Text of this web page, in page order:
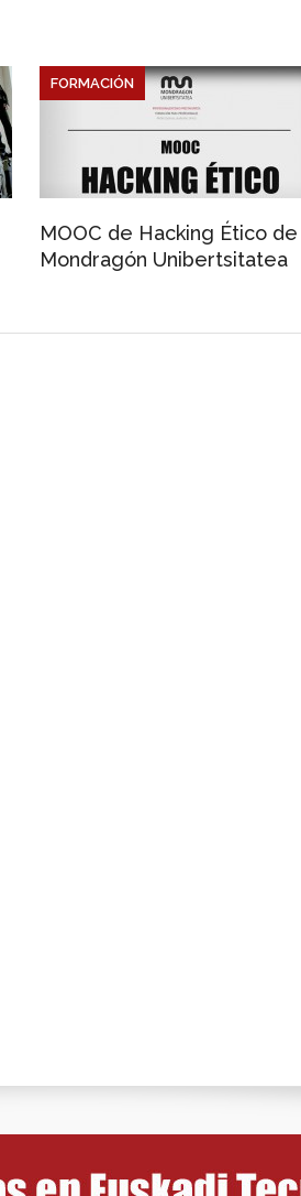
MOOC de Hacking Ético de
Mondragón Unibertsitatea
FORMACIÓN